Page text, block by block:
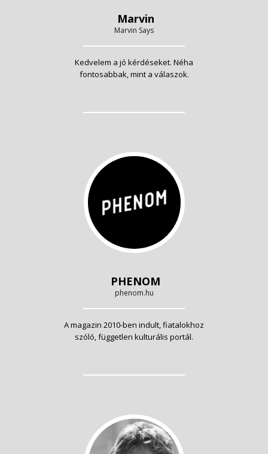
Marvin
Marvin Says
Kedvelem a jó kérdéseket. Néha
fontosabbak, mint a válaszok.
PHENOM
phenom.hu
A magazin 2010-ben indult, fiatalokhoz
szóló, független kulturális portál.